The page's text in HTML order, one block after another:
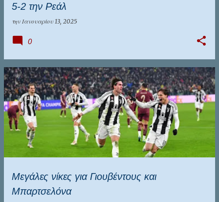
5-2 την Ρεάλ
την Ιανουαρίου 13, 2025
0
Μεγάλες νίκες για Γιουβέντους και
Μπαρτσελόνα